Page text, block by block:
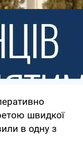
швидкої
в одну з